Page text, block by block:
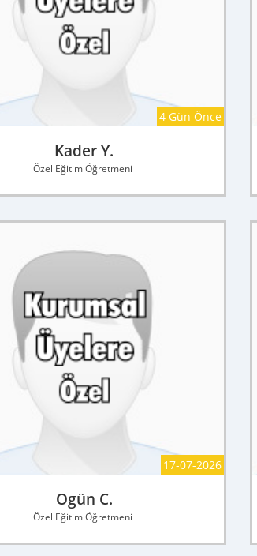
4 Gün Önce
Kader Y.
Özel Eğitim Öğretmeni
17-07-2026
Ogün C.
Özel Eğitim Öğretmeni